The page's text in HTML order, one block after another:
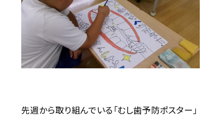
先週から取り組んでいる「むし歯予防ポスター」